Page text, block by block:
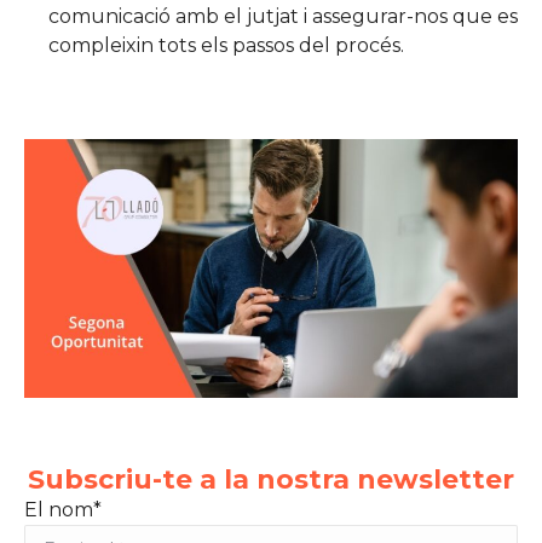
comunicació amb el jutjat i assegurar-nos que es
compleixin tots els passos del procés.
Subscriu-te a la nostra newsletter
El nom*